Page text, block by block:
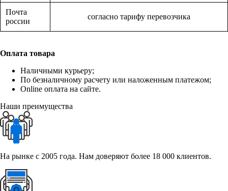
Почта
россии
согласно тарифу перевозчика
Оплата товара
Наличными курьеру;
По безналичному расчету или наложенным платежом;
Online оплата на сайте.
Наши преимущества
На рынке с 2005 года. Нам доверяют более 18 000 клиентов.